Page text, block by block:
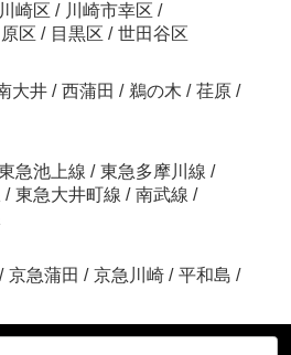
崎区 / 川崎市幸区 /
区 / 目黒区 / 世田谷区
大井 / 西蒲田 / 鵜の木 / 荏原 /
急池上線 / 東急多摩川線 /
/ 東急大井町線 / 南武線 /
/ 京急蒲田 / 京急川崎 / 平和島 /